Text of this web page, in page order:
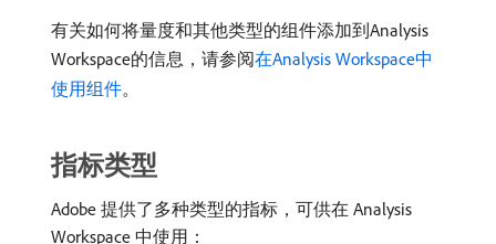
有关如何将量度和其他类型的组件添加到Analysis
Workspace的信息，请参阅在Analysis Workspace中
使用组件。
指标类型
Adobe 提供了多种类型的指标，可供在 Analysis
Workspace 中使用：